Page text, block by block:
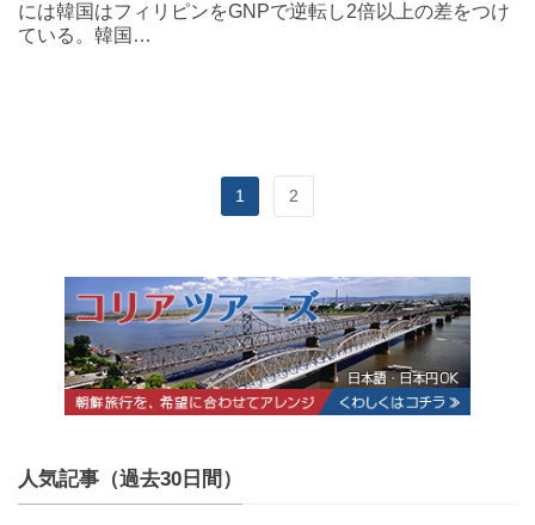
には韓国はフィリピンをGNPで逆転し2倍以上の差をつけ
ている。韓国…
1 2
人気記事（過去30日間）